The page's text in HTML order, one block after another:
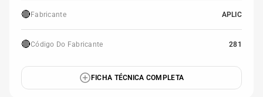
🔴 Fabricante APLIC
🔴Código Do Fabricante 281
FICHA TÉCNICA COMPLETA